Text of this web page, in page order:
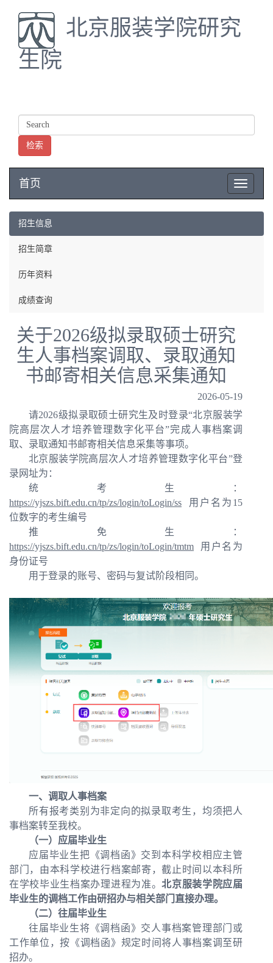
北京服装学院研究
生院
检索
Toggle
首页
招生信息
招生简章
历年资料
成绩查询
关于2026级拟录取硕士研究
生人事档案调取、录取通知
书邮寄相关信息采集通知
2026-05-19
请2026级拟录取硕士研究生及时登录“北京服装学
院高层次人才培养管理数字化平台”完成人事档案调
取、录取通知书邮寄相关信息采集等事项。
北京服装学院高层次人才培养管理数字化平台”登
录网址为：
统考生
：
https://yjszs.bift.edu.cn/tp/zs/login/toLogin/ss
用户名为15
位数字的考生编号
推免生：
https://yjszs.bift.edu.cn/tp/zs/login/toLogin/tmtm
用户名为
身份证号
用于登录的账号、密码与复试阶段相同。
一、调取人事档案
所有报考类别为非定向的拟录取考生，均须把人
事档案转至我校。
（一）应届毕业生
应届毕业生把《调档函》交到本科学校相应主管
部门，由本科学校进行档案邮寄，截止时间以本科所
在学校毕业生档案办理进程为准。北京服装学院应届
毕业生的调档工作由研招办与相关部门直接办理。
（二）往届毕业生
往届毕业生将《调档函》交人事档案管理部门或
工作单位，按《调档函》规定时间将人事档案调至研
招办。